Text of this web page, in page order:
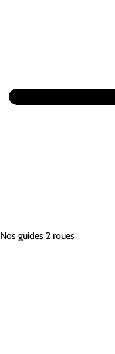
Nos guides 2 roues